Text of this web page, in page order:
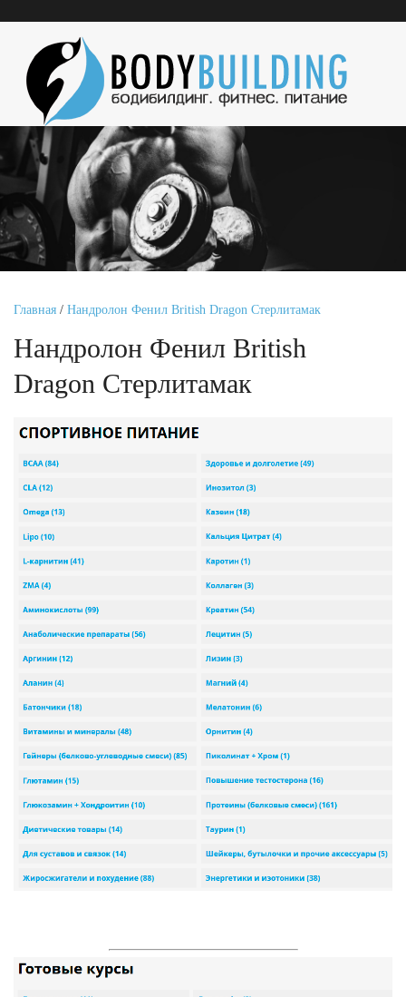
Главная / Нандролон Фенил British Dragon Стерлитамак
Нандролон Фенил British
Dragon Стерлитамак